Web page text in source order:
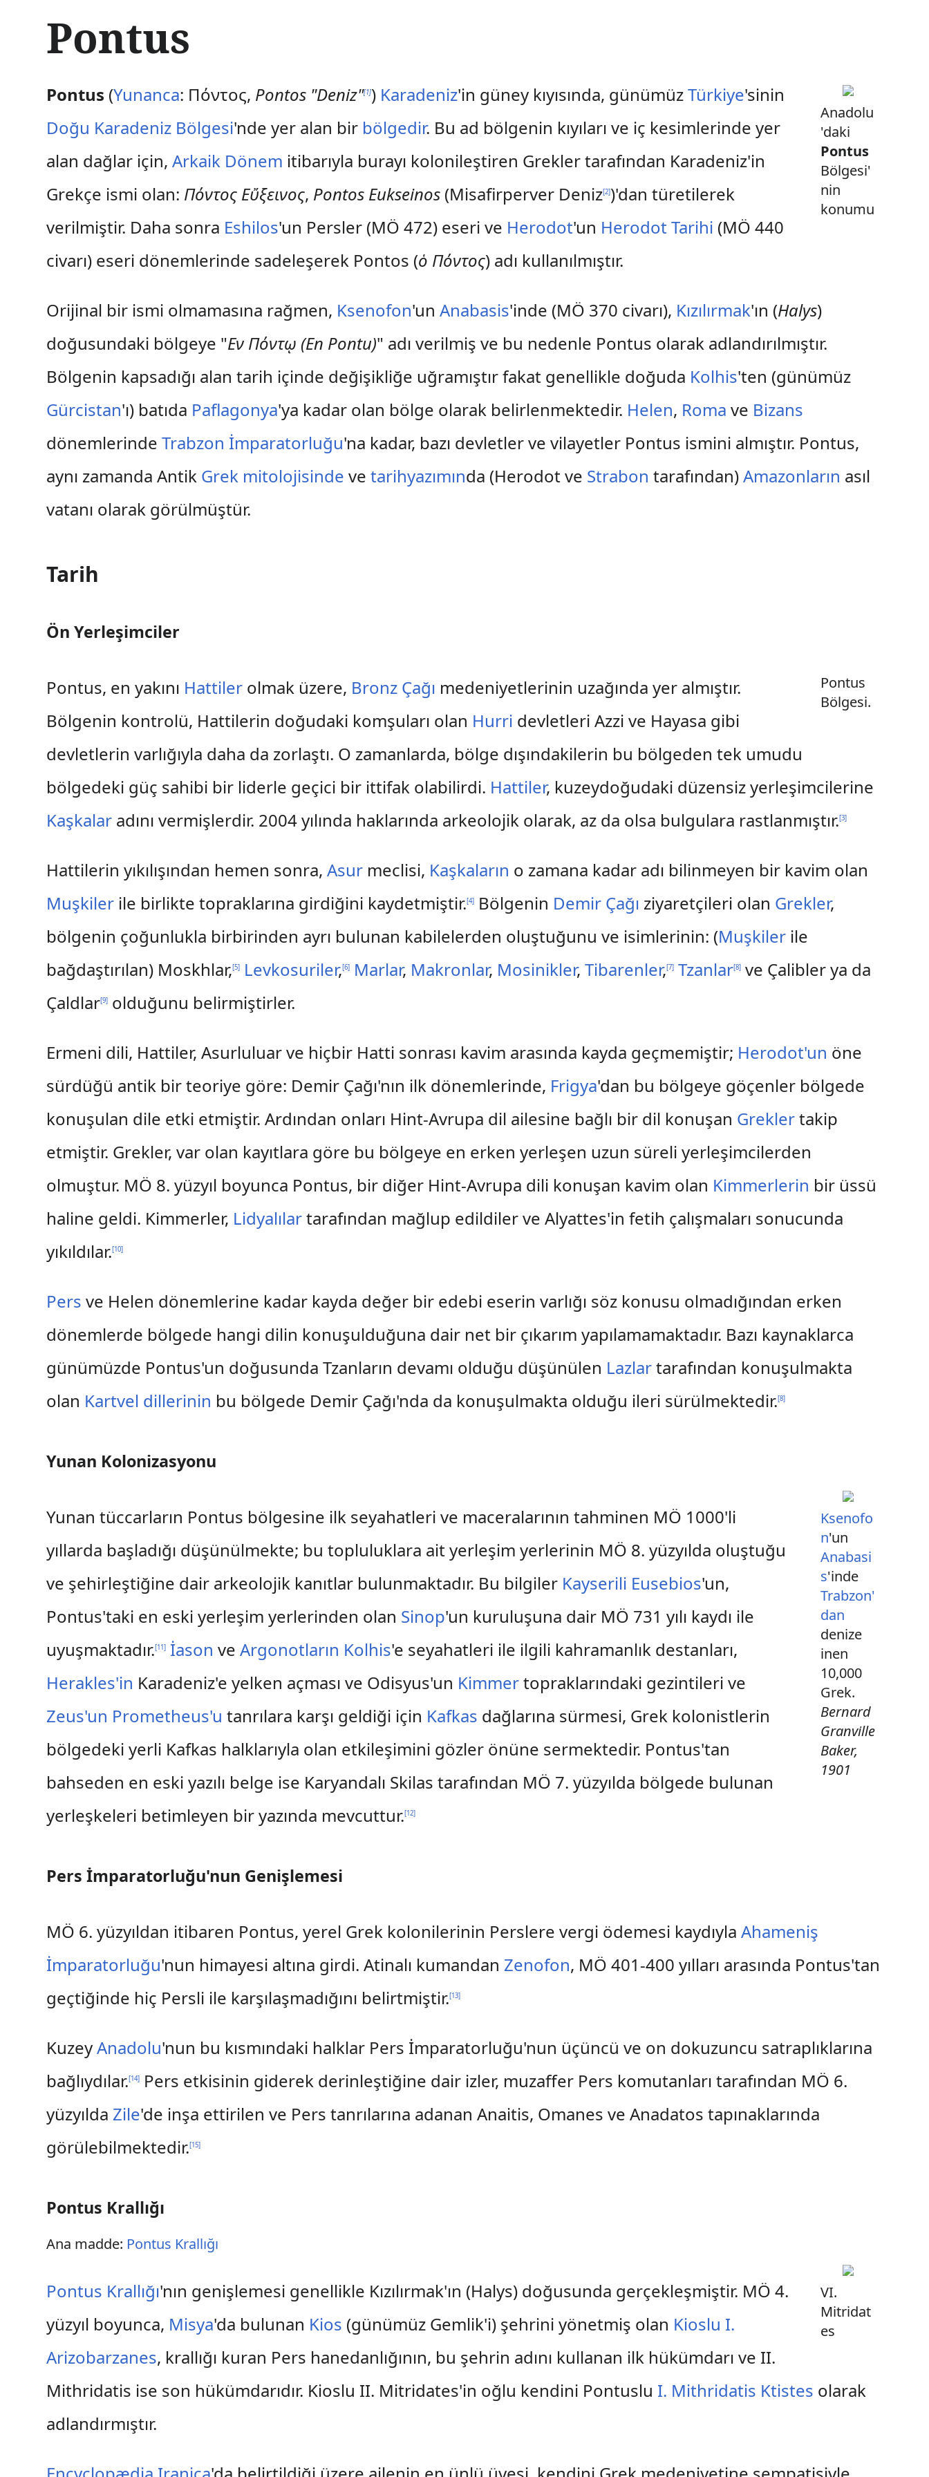
ç
r
e
t
a
Pontus
Anadolu
'daki
Pontus
Bölgesi'
nin
konumu
Pontus (Yunanca: Πόντος, Pontos "Deniz"[1]) Karadeniz'in güney kıyısında, günümüzTürkiye'sinin
Doğu Karadeniz Bölgesi'nde yer alan bir bölgedir. Bu ad bölgenin kıyıları ve iç kesimlerinde yer
alan dağlar için,Arkaik Dönem itibarıyla burayı kolonileştiren Grekler tarafından Karadeniz'in
Grekçe ismi olan: Πόντος Εὔξεινος, Pontos Eukseinos (Misafirperver Deniz[2])'dan türetilerek
verilmiştir. Daha sonra Eshilos'un Persler (MÖ 472) eseri ve Herodot'un Herodot Tarihi (MÖ 440
civarı) eseri dönemlerinde sadeleşerek Pontos (ὁ Πόντος) adı kullanılmıştır.
Orijinal bir ismi olmamasına rağmen, Ksenofon'unAnabasis'inde (MÖ 370 civarı), Kızılırmak'ın (Halys)
doğusundaki bölgeye "Eν Πόντῳ (En Pontu)" adı verilmiş ve bu nedenle Pontus olarak adlandırılmıştır.
Bölgenin kapsadığı alan tarih içinde değişikliğe uğramıştır fakat genellikle doğuda Kolhis'ten (günümüz
Gürcistan'ı) batıda Paflagonya'ya kadar olan bölge olarak belirlenmektedir. Helen, Roma ve Bizans
dönemlerindeTrabzon İmparatorluğu'na kadar, bazı devletler ve vilayetler Pontus ismini almıştır. Pontus,
aynı zamanda Antik Grek mitolojisinde vetarihyazımında (Herodot ve Strabon tarafından)Amazonların asıl
vatanı olarak görülmüştür.
Tarih
Ön Yerleşimciler
Pontus
Bölgesi.
Pontus, en yakını Hattiler olmak üzere, Bronz Çağı medeniyetlerinin uzağında yer almıştır.
Bölgenin kontrolü, Hattilerin doğudaki komşuları olan Hurri devletleri Azzi ve Hayasa gibi
devletlerin varlığıyla daha da zorlaştı. O zamanlarda, bölge dışındakilerin bu bölgeden tek umudu
bölgedeki güç sahibi bir liderle geçici bir ittifak olabilirdi. Hattiler, kuzeydoğudaki düzensiz yerleşimcilerine
Kaşkalar adını vermişlerdir. 2004 yılında haklarında arkeolojik olarak, az da olsa bulgulara rastlanmıştır.[3]
Hattilerin yıkılışından hemen sonra,Asur meclisi, Kaşkaların o zamana kadar adı bilinmeyen bir kavim olan
Muşkiler ile birlikte topraklarına girdiğini kaydetmiştir.[4] Bölgenin Demir Çağı ziyaretçileri olan Grekler,
bölgenin çoğunlukla birbirinden ayrı bulunan kabilelerden oluştuğunu ve isimlerinin: (Muşkiler ile
bağdaştırılan) Moskhlar,[5] Levkosuriler,[6] Marlar, Makronlar, Mosinikler,Tibarenler,[7] Tzanlar[8] ve Çalibler ya da
Çaldlar[9] olduğunu belirmiştirler.
Ermeni dili, Hattiler, Asurluluar ve hiçbir Hatti sonrası kavim arasında kayda geçmemiştir; Herodot'un öne
sürdüğü antik bir teoriye göre: Demir Çağı'nın ilk dönemlerinde, Frigya'dan bu bölgeye göçenler bölgede
konuşulan dile etki etmiştir. Ardından onları Hint-Avrupa dil ailesine bağlı bir dil konuşan Greklertakip
etmiştir. Grekler, var olan kayıtlara göre bu bölgeye en erken yerleşen uzun süreli yerleşimcilerden
olmuştur. MÖ 8. yüzyıl boyunca Pontus, bir diğer Hint-Avrupa dili konuşan kavim olan Kimmerlerin bir üssü
haline geldi. Kimmerler, Lidyalılartarafından mağlup edildiler ve Alyattes'in fetih çalışmaları sonucunda
yıkıldılar.[10]
Pers ve Helen dönemlerine kadar kayda değer bir edebi eserin varlığı söz konusu olmadığından erken
dönemlerde bölgede hangi dilin konuşulduğuna dair net bir çıkarım yapılamamaktadır. Bazı kaynaklarca
günümüzde Pontus'un doğusunda Tzanların devamı olduğu düşünülen Lazlartarafından konuşulmakta
olan Kartvel dillerinin bu bölgede Demir Çağı'nda da konuşulmakta olduğu ileri sürülmektedir.[8]
Yunan Kolonizasyonu
Ksenofo
n'un
Anabasi
s'inde
Trabzon'
dan
denize
inen
10,000
Grek.
Bernard
Granville
Baker,
1901
Yunan tüccarların Pontus bölgesine ilk seyahatleri ve maceralarının tahminen MÖ 1000'li
yıllarda başladığı düşünülmekte; bu topluluklara ait yerleşim yerlerinin MÖ 8. yüzyılda oluştuğu
ve şehirleştiğine dair arkeolojik kanıtlar bulunmaktadır. Bu bilgiler Kayserili Eusebios'un,
Pontus'taki en eski yerleşim yerlerinden olan Sinop'un kuruluşuna dair MÖ 731 yılı kaydı ile
uyuşmaktadır.[11] İason veArgonotların Kolhis'e seyahatleri ile ilgili kahramanlık destanları,
Herakles'in Karadeniz'e yelken açması ve Odisyus'un Kimmertopraklarındaki gezintileri ve
Zeus'un Prometheus'u tanrılara karşı geldiği için Kafkas dağlarına sürmesi, Grek kolonistlerin
bölgedeki yerli Kafkas halklarıyla olan etkileşimini gözler önüne sermektedir. Pontus'tan
bahseden en eski yazılı belge ise Karyandalı Skilas tarafından MÖ 7. yüzyılda bölgede bulunan
yerleşkeleri betimleyen bir yazında mevcuttur.[12]
Pers İmparatorluğu'nun Genişlemesi
MÖ 6. yüzyıldan itibaren Pontus, yerel Grek kolonilerinin Perslere vergi ödemesi kaydıylaAhameniş
İmparatorluğu'nun himayesi altına girdi. Atinalı kumandan Zenofon, MÖ 401-400 yılları arasında Pontus'tan
geçtiğinde hiç Persli ile karşılaşmadığını belirtmiştir.[13]
KuzeyAnadolu'nun bu kısmındaki halklar Pers İmparatorluğu'nun üçüncü ve on dokuzuncu satraplıklarına
bağlıydılar.[14]
Pers etkisinin giderek derinleştiğine dair izler, muzaffer Pers komutanları tarafından MÖ 6.
yüzyılda Zile'de inşa ettirilen ve Pers tanrılarına adanan Anaitis, Omanes ve Anadatos tapınaklarında
görülebilmektedir.[15]
Pontus Krallığı
Ana madde: Pontus Krallığı
VI.
Mitridat
es
Pontus Krallığı'nın genişlemesi genellikle Kızılırmak'ın (Halys) doğusunda gerçekleşmiştir. MÖ 4.
yüzyıl boyunca, Misya'da bulunan Kios (günümüz Gemlik'i) şehrini yönetmiş olan Kioslu I.
Arizobarzanes, krallığı kuran Pers hanedanlığının, bu şehrin adını kullanan ilk hükümdarı ve II.
Mithridatis ise son hükümdarıdır. Kioslu II. Mitridates'in oğlu kendini Pontuslu I. Mithridatis Ktistes olarak
adlandırmıştır.